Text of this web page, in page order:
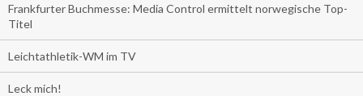
Frankfurter Buchmesse: Media Control ermittelt norwegische Top-
Titel
Leichtathletik-WM im TV
Leck mich!